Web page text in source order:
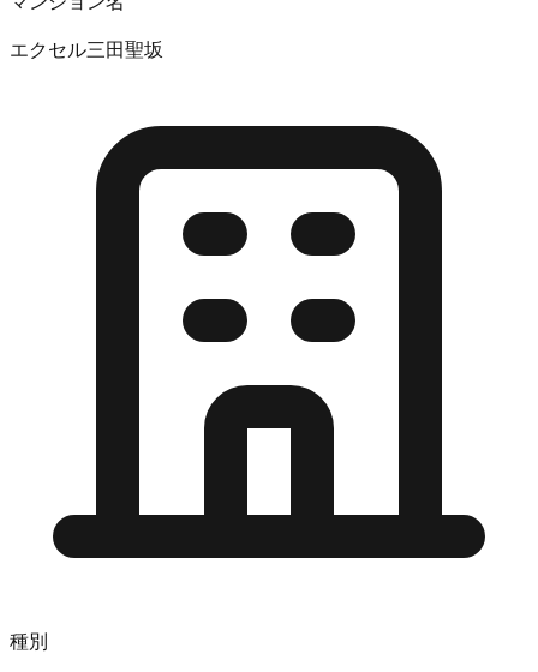
エクセル三田聖坂
種別